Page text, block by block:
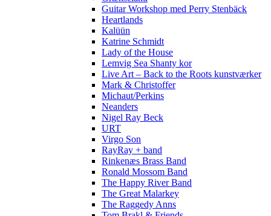
Guitar Workshop med Perry Stenbäck
Heartlands
Kalüün
Katrine Schmidt
Lady of the House
Lemvig Sea Shanty kor
Live Art – Back to the Roots kunstværker
Mark & Christoffer
Michaut/Perkins
Neanders
Nigel Ray Beck
URT
Virgo Son
RayRay + band
Rinkenæs Brass Band
Ronald Mossom Band
The Happy River Band
The Great Malarkey
The Raggedy Anns